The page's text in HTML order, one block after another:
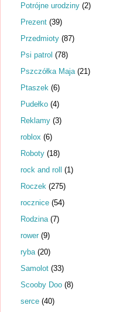
Potrójne urodziny (2)
Prezent (39)
Przedmioty (87)
Psi patrol (78)
Pszczółka Maja (21)
Ptaszek (6)
Pudełko (4)
Reklamy (3)
roblox (6)
Roboty (18)
rock and roll (1)
Roczek (275)
rocznice (54)
Rodzina (7)
rower (9)
ryba (20)
Samolot (33)
Scooby Doo (8)
serce (40)